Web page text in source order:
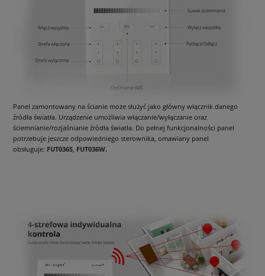
Panel zamontowany na ścianie może służyć jako główny włącznik danego
źródła światła. Urządzenie umożliwia włączanie/wyłączanie oraz
ściemnianie/rozjaśnianie źródła światła. Do pełnej funkcjonalności panel
potrzebuje jeszcze odpowiedniego sterownika, omawiany panel
obsługuje: FUT036S FUT036W.